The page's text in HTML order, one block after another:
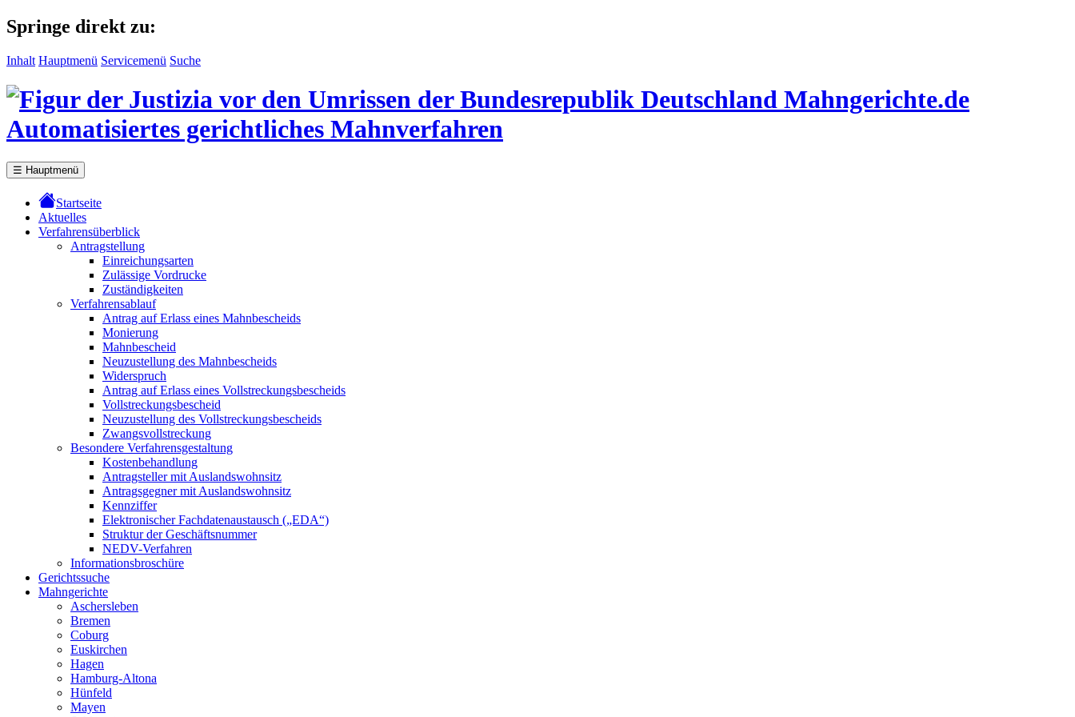
Springe direkt zu:
Inhalt Hauptmenü Servicemenü Suche
Mahngerichte.de
Automatisiertes gerichtliches Mahnverfahren
☰ Hauptmenü
Startseite
Aktuelles
Verfahrensüberblick
Antragstellung
Einreichungsarten
Zulässige Vordrucke
Zuständigkeiten
Verfahrensablauf
Antrag auf Erlass eines Mahnbescheids
Monierung
Mahnbescheid
Neuzustellung des Mahnbescheids
Widerspruch
Antrag auf Erlass eines Vollstreckungsbescheids
Vollstreckungsbescheid
Neuzustellung des Vollstreckungsbescheids
Zwangsvollstreckung
Besondere Verfahrensgestaltung
Kostenbehandlung
Antragsteller mit Auslandswohnsitz
Antragsgegner mit Auslandswohnsitz
Kennziffer
Elektronischer Fachdatenaustausch („EDA“)
Struktur der Geschäftsnummer
NEDV-Verfahren
Informationsbroschüre
Gerichtssuche
Mahngerichte
Aschersleben
Bremen
Coburg
Euskirchen
Hagen
Hamburg-Altona
Hünfeld
Mayen